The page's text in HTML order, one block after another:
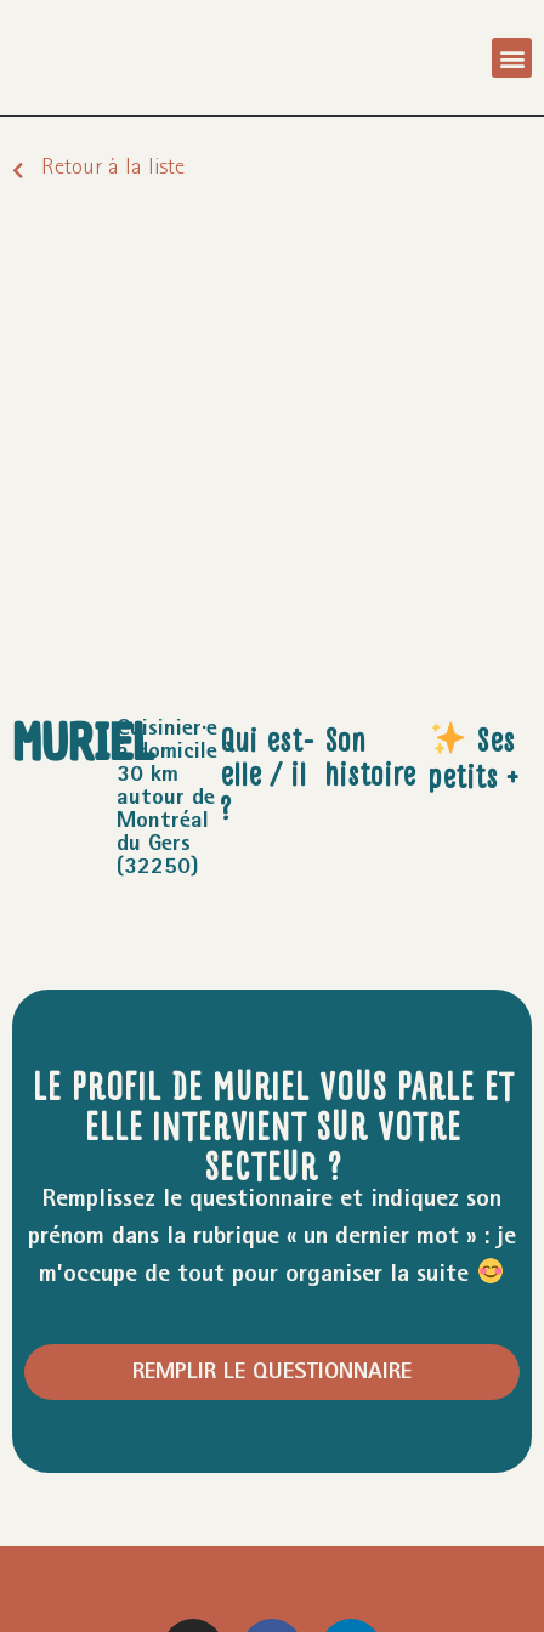
Retour à la liste
MURIELCuisinier·e
à domicile
30 km
autour de
Montréal
du Gers
(32250)
Qui est-
elle / il
?
Son
histoire
Ses
petits +
LE PROFIL DE MURIEL VOUS PARLE ET
ELLE INTERVIENT SUR VOTRE
SECTEUR ?
Remplissez le questionnaire et indiquez son
prénom dans la rubrique « un dernier mot » : je
m’occupe de tout pour organiser la suite
REMPLIR LE QUESTIONNAIRE